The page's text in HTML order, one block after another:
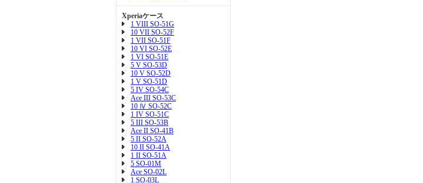
Xperiaケース
1 VIII SO-51G
10 VII SO-52F
1 VII SO-51F
10 VI SO-52E
1 VI SO-51E
5 V SO-53D
10 V SO-52D
1 V SO-51D
5 IV SO-54C
Ace III SO-53C
10 Ⅳ SO-52C
1 IV SO-51C
5 III SO-53B
Ace II SO-41B
5 II SO-52A
10 II SO-41A
1 II SO-51A
5 SO-01M
Ace SO-02L
1 SO-03L